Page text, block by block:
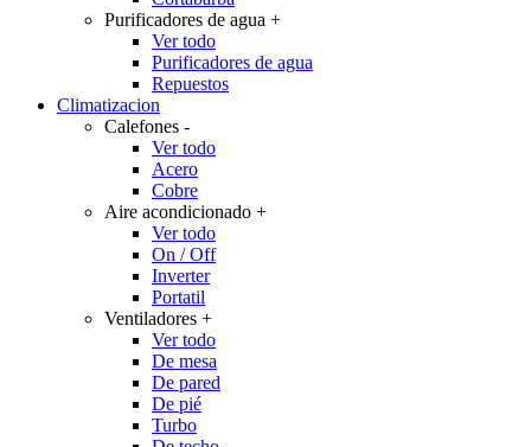
Purificadores de agua +
Ver todo
Purificadores de agua
Repuestos
Climatizacion
Calefones -
Ver todo
Acero
Cobre
Aire acondicionado +
Ver todo
On / Off
Inverter
Portatil
Ventiladores +
Ver todo
De mesa
De pared
De pié
Turbo